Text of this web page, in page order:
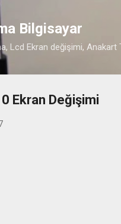
Bilgisayar
Lcd Ekran değişimi, Anakart
Ekran Değişimi